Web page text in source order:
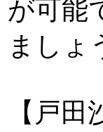
が可能
ましょ
【戸